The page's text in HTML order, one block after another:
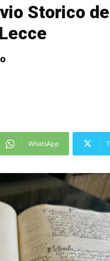
Storico
WhatsApp